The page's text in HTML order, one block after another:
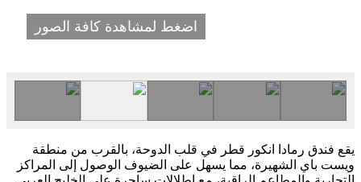
اضغط لمشاهدة كافة الصور
يقع فندق رمادا انكور قطر في قلب الدوحة، بالقرب من منطقة
ويست باي الشهيرة، مما يسهل على الضيوف الوصول إلى المراكز